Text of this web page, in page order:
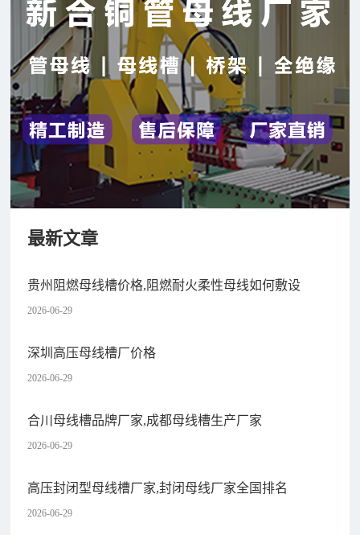
最新文章
贵州阻燃母线槽价格,阻燃耐火柔性母线如何敷设
2026-06-29
深圳高压母线槽厂价格
2026-06-29
合川母线槽品牌厂家,成都母线槽生产厂家
2026-06-29
高压封闭型母线槽厂家,封闭母线厂家全国排名
2026-06-29